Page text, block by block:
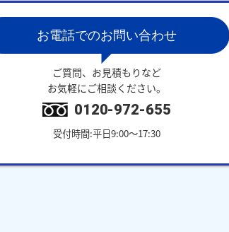
お電話でのお問い合わせ
ご質問、お見積もりなど
お気軽にご相談ください。
0120-972-655
受付時間:平日9:00～17:30